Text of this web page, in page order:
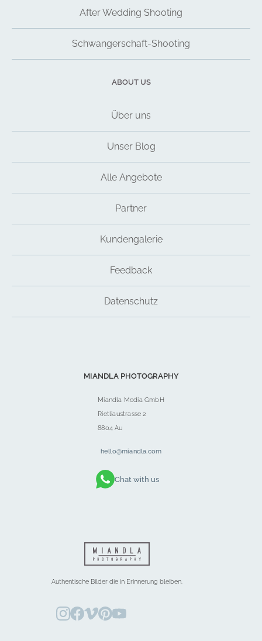
Authentische Bilder die in Erinnerung bleiben.
After Wedding Shooting
Schwangerschaft-Shooting
ABOUT US
Über uns
Unser Blog
Alle Angebote
Partner
Kundengalerie
Feedback
Datenschutz
MIANDLA PHOTOGRAPHY
Miandla Media GmbH
Rietliaustrasse 2
8804 Au
hello@miandla.com
Chat with us